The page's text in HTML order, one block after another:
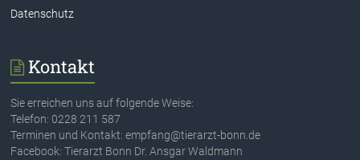
Datenschutz
Kontakt
Sie erreichen uns auf folgende Weise:
Telefon: 0228 211 587
Terminen und Kontakt: empfang@tierarzt-bonn.de
Facebook: Tierarzt Bonn Dr. Ansgar Waldmann